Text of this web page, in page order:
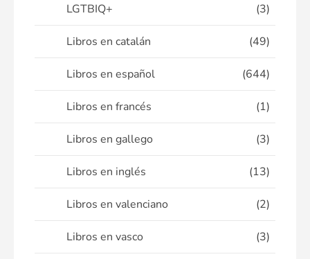
LGTBIQ+ (3)
Libros en catalán (49)
Libros en español (644)
Libros en francés (1)
Libros en gallego (3)
Libros en inglés (13)
Libros en valenciano (2)
Libros en vasco (3)